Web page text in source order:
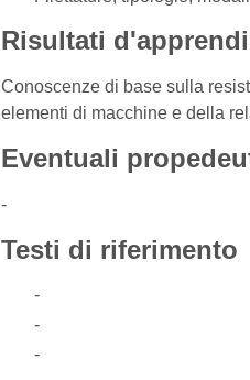
Risultati
Conoscenze di base sulla
elementi di macchine e della
Eventuali
-
Testi di riferimento
-
-
-